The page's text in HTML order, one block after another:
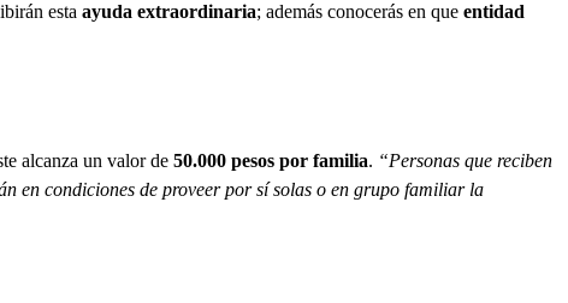
esta ayuda extraordinaria; además conocerás en que entidad
alcanza un valor de 50.000 pesos por familia. “Personas que reciben
en condiciones de proveer por sí solas o en grupo familiar la